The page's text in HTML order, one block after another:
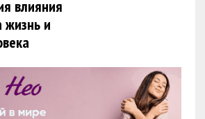
влияния
жизнь и